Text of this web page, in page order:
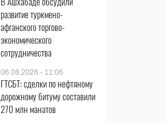
развитие туркмено-
афганского торгово-
экономического
сотрудничества
06.08.2026 - 11:06
ГТСБТ: сделки по нефтяному
дорожному битуму составили
270 млн манатов